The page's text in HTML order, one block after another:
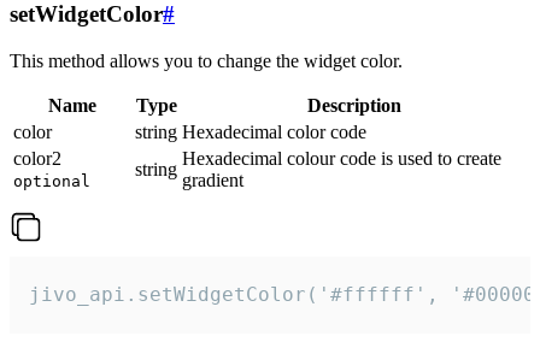
setWidgetColor#
This method allows you to change the widget color.
Name Type
Description
color
string Hexadecimal color code
color2
optional
string
Hexadecimal colour code is used to create
gradient
jivo_api.setWidgetColor('#ffffff',